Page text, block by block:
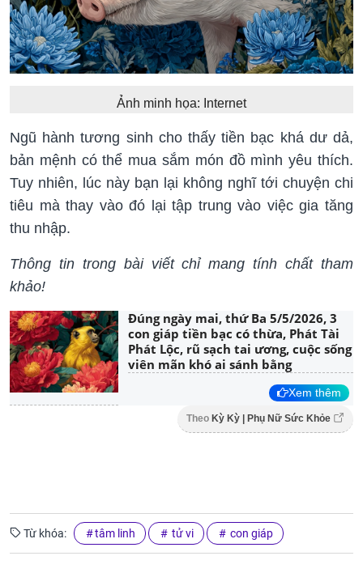
Ảnh minh họa: Internet
Ngũ hành tương sinh cho thấy tiền bạc khá dư dả,
bản mệnh có thể mua sắm món đồ mình yêu thích.
Tuy nhiên, lúc này bạn lại không nghĩ tới chuyện chi
tiêu mà thay vào đó lại tập trung vào việc gia tăng
thu nhập.
Thông tin trong bài viết chỉ mang tính chất tham
khảo!
Đúng ngày mai, thứ Ba 5/5/2026, 3
con giáp tiền bạc có thừa, Phát Tài
Phát Lộc, rũ sạch tai ương, cuộc sống
viên mãn khó ai sánh bằng
Xem thêm
Theo Kỳ Kỳ | Phụ Nữ Sức Khỏe
Từ khóa: tâm linh tử vi con giáp